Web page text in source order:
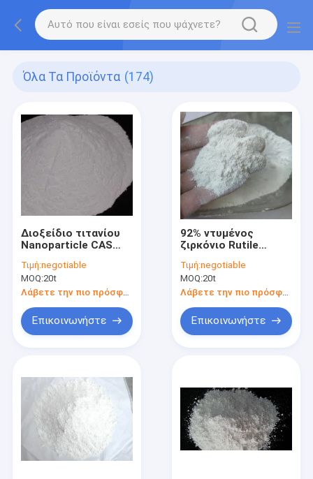
Όλα Τα Προϊόντα (174)
Διοξείδιο τιτανίου
Nanoparticle CAS
την κεραμική
βιομηχανία
Τιμή:negotiable
MOQ:20t
Λάβετε την πιο πρόσφατη τιμή
Επικοινωνήστε
92% ντυμένος
ζιρκόνιο Rutile
βαθμός για τη
ζωγραφική
Τιμή:negotiable
MOQ:20t
Επικοινωνήστε